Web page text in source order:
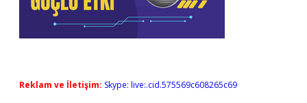
Reklam ve İletişim: Skype: live:.cid.575569c608265c69